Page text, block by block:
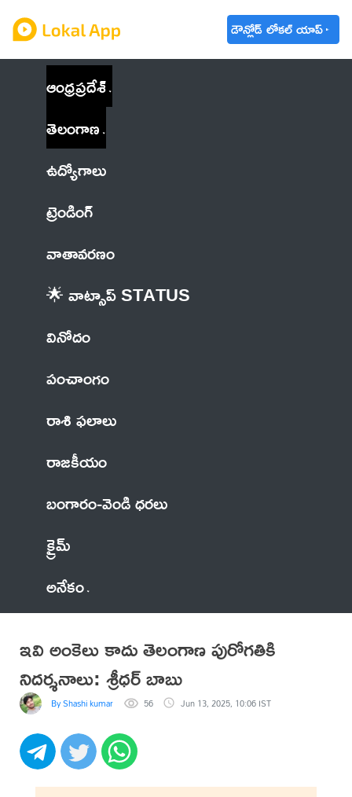
డౌన్లోడ్ లోకల్ యాప్
ఆంధ్రప్రదేశ్
తెలంగాణ
ఉద్యోగాలు
ట్రెండింగ్
వాతావరణం
🌟 వాట్సాప్ STATUS
వినోదం
పంచాంగం
రాశి ఫలాలు
రాజకీయం
బంగారం-వెండి ధరలు
క్రైమ్
అనేకం
ఇవి అంకెలు కాదు తెలంగాణ పురోగతికి
నిదర్శనాలు: శ్రీధర్ బాబు
By Shashi kumar 56 Jun 13, 2025, 10:06 IST